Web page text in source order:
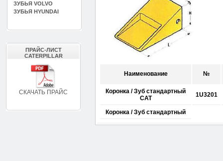
ЗУБЬЯ VOLVO
ЗУБЬЯ HYUNDAI
ПРАЙС-ЛИСТ
CATERPILLAR
СКАЧАТЬ ПРАЙС
Наименование №
Коронка / Зуб стандартный
CAT
1U3201
Коронка / Зуб стандартный